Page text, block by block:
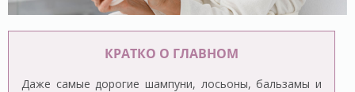
КРАТКО О ГЛАВНОМ
Даже самые дорогие шампуни, лосьоны, бальзамы и